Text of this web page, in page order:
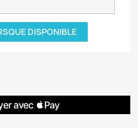
DISPONIBLE